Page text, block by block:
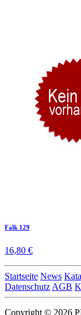
Falk 129
16,80 €
Startseite News
Datenschutz AGB
Copyright © 2026